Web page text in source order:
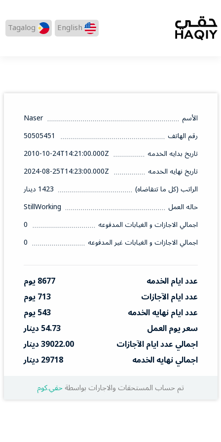
English
Tagalog
الأسم
Naser
رقم الهاتف
50505451
تاريخ بدايه الخدمه
2010-10-24T14:21:00.000Z
تاريخ نهايه الخدمه
2024-08-25T14:23:00.000Z
الراتب (كل ما تتقاضاه)
1423 دينار
حاله العمل
StillWorking
اجمالي الاجازات و الغيابات المدفوعه
0
اجمالي الاجازات و الغيابات غير المدفوعه
0
عدد ايام الخدمه
8677 يوم
عدد ايام الآجازات
713 يوم
عدد ايام نهايه الخدمه
543 يوم
سعر يوم العمل
54.73 دينار
اجمالي عدد ايام الآجازات
39022.00 دينار
اجمالي نهايه الخدمه
29718 دينار
تم حساب المستحقات والاجارات بواسطةحقي.كوم